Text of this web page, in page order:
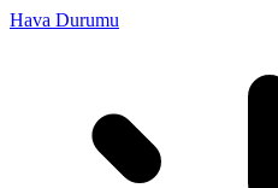
Hava Durumu